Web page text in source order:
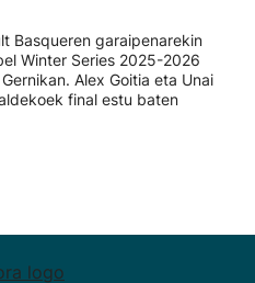
Basqueren garaipenarekin
Winter Series 2025-2026
Alex Goitia eta Unai
final estu baten